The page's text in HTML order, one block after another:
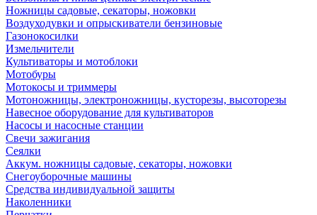
Ножницы садовые, секаторы, ножовки
Воздуходувки и опрыскиватели бензиновые
Газонокосилки
Измельчители
Культиваторы и мотоблоки
Мотобуры
Мотокосы и триммеры
Мотоножницы, электроножницы, кусторезы, высоторезы
Навесное оборудование для культиваторов
Насосы и насосные станции
Свечи зажигания
Сеялки
Аккум. ножницы садовые, секаторы, ножовки
Снегоуборочные машины
Средства индивидуальной защиты
Наколенники